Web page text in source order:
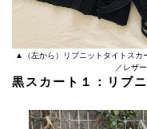
▲（左から）リブニットタイトスカ
／レザ
黒スカート１：リブ